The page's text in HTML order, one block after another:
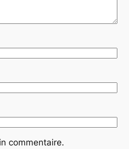
commentaire.